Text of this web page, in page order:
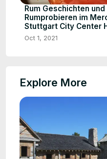
Rum Geschichten und
Rumprobieren im
Stuttgart City Center
Oct 1, 2021
Explore More